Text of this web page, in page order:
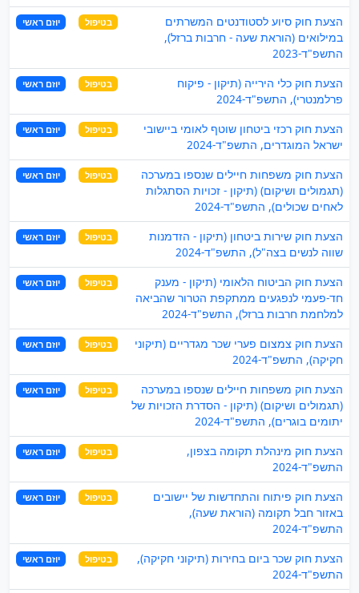
הצעת חוק סיוע לסטודנטים המשרתים
במילואים (הוראת שעה - חרבות ברזל),
התשפ"ד-2023
בטיפול יוזם ראשי
הצעת חוק כלי הירייה (תיקון - פיקוח
פרלמנטרי), התשפ"ד-2024
בטיפול יוזם ראשי
הצעת חוק רכזי ביטחון שוטף לאומי ביישובי
ישראל המוגדרים, התשפ"ד-2024
בטיפול יוזם ראשי
הצעת חוק משפחות חיילים שנספו במערכה
(תגמולים ושיקום) (תיקון - זכויות הסתגלות
לאחים שכולים), התשפ"ד-2024
בטיפול יוזם ראשי
הצעת חוק שירות ביטחון (תיקון - הזדמנות
שווה לנשים בצה"ל), התשפ"ד-2024
בטיפול יוזם ראשי
הצעת חוק הביטוח הלאומי (תיקון - מענק
חד-פעמי לנפגעים ממתקפת הטרור שהביאה
למלחמת חרבות ברזל), התשפ"ד-2024
בטיפול יוזם ראשי
הצעת חוק צמצום פערי שכר מגדריים (תיקוני
חקיקה), התשפ"ד-2024
בטיפול יוזם ראשי
הצעת חוק משפחות חיילים שנספו במערכה
(תגמולים ושיקום) (תיקון - הסדרת הזכויות של
יתומים בוגרים), התשפ"ד-2024
בטיפול יוזם ראשי
הצעת חוק מינהלת תקומה בצפון,
התשפ"ד-2024
בטיפול יוזם ראשי
הצעת חוק פיתוח והתחדשות של יישובים
באזור חבל תקומה (הוראת שעה),
התשפ"ד-2024
בטיפול יוזם ראשי
הצעת חוק שכר ביום בחירות (תיקוני חקיקה),
התשפ"ד-2024
בטיפול יוזם ראשי